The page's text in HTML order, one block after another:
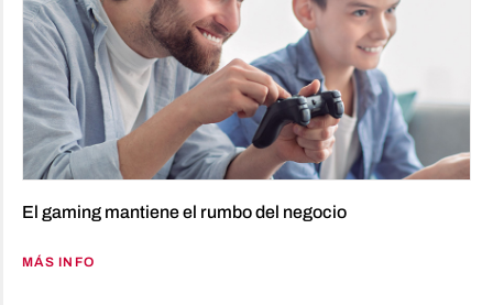
El gaming mantiene el rumbo del negocio
MÁS INFO